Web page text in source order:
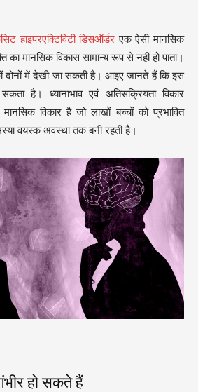
हाइपरएक्टिविटी डिसऑर्डर एक ऐसी मानसिक
का मानसिक विकास सामान्य रूप से नहीं हो पाता।
दोनों में देखी जा सकती है। आइए जानते हैं कि इस
है। ध्यानाभाव एवं अतिसक्रियता विकार
विकार है जो लाखों बच्चों को प्रभावित
वयस्क अवस्था तक बनी रहती है।
हो सकते हैं